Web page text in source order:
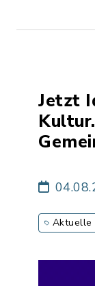
Jetzt
Aktuelle